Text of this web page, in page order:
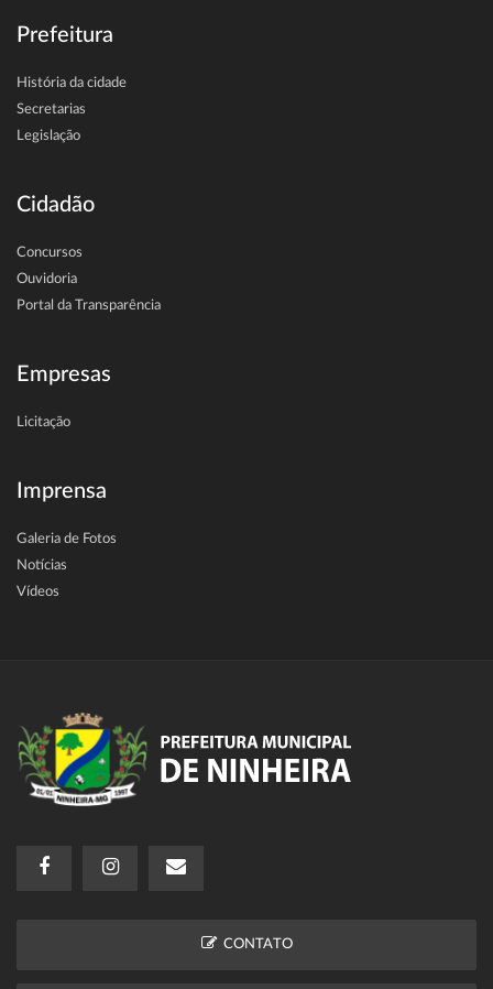
Prefeitura
História da cidade
Secretarias
Legislação
Cidadão
Concursos
Ouvidoria
Portal da Transparência
Empresas
Licitação
Imprensa
Galeria de Fotos
Notícias
Vídeos
CONTATO